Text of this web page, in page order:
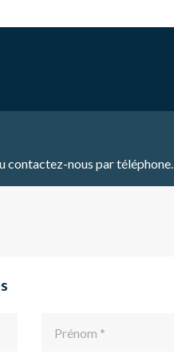
contactez-nous par téléphone.